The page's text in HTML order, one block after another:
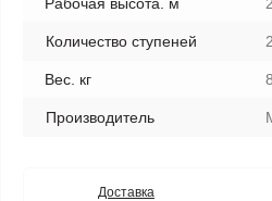
Количество ступеней 2
Вес. кг
Производитель
Доставка